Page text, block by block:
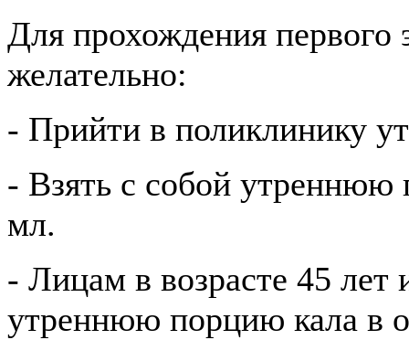
Для прохождения первого
желательно:
- Прийти в поликлинику
- Взять с собой
мл.
- Лицам в возрасте 45 лет
утреннюю порцию кала в